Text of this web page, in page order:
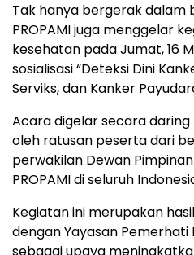
Tak hanya bergerak dalam
PROPAMI juga menggelar
kesehatan pada Jumat, 16
sosialisasi “Deteksi Dini
Serviks, dan Kanker
Acara digelar secara daring
oleh ratusan peserta dari
perwakilan Dewan
PROPAMI di seluruh
Kegiatan ini merupakan
dengan Yayasan Pemerhati